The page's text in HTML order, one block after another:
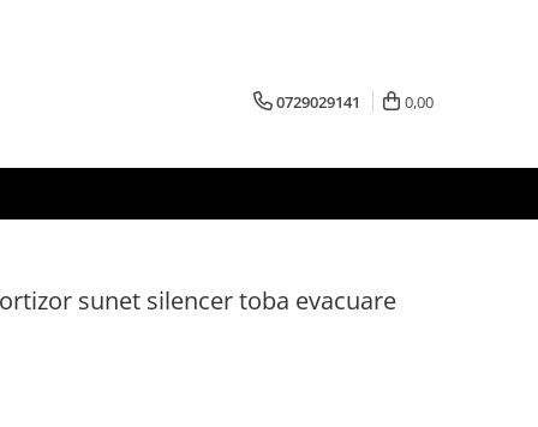
0729029141 0,00
sunet silencer toba evacuare